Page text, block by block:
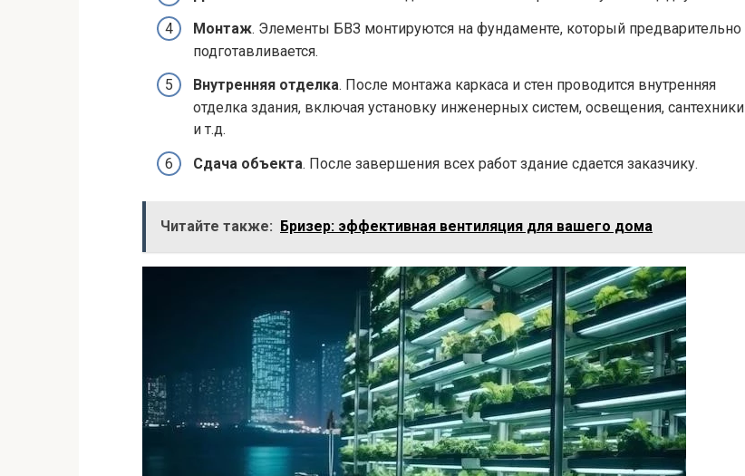
Монтаж. Элементы БВЗ монтируются на фундаменте, который предварительно
подготавливается.
Внутренняя отделка. После монтажа каркаса и стен проводится внутренняя
отделка здания, включая установку инженерных систем, освещения, сантехники
и т.д.
Сдача объекта. После завершения всех работ здание сдается заказчику.
Читайте также: Бризер: эффективная вентиляция для вашего дома